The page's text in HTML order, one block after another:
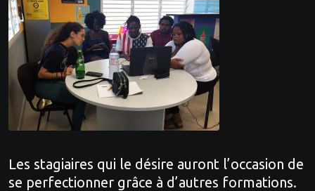
Les stagiaires qui le désire auront l’occasion de
se perfectionner grâce à d’autres formations.